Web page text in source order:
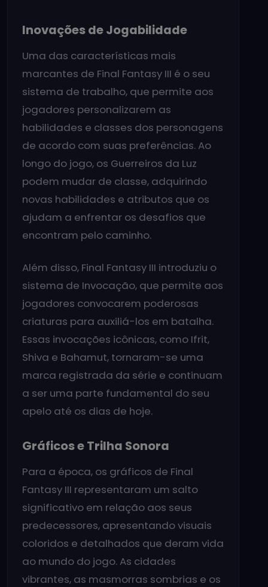
Inovações de Jogabilidade
Uma das características mais
marcantes de Final Fantasy III é o seu
sistema de trabalho, que permite aos
jogadores personalizarem as
habilidades e classes dos personagens
de acordo com suas preferências. Ao
longo do jogo, os Guerreiros da Luz
podem mudar de classe, adquirindo
novas habilidades e atributos que os
ajudam a enfrentar os desafios que
encontram pelo caminho.
Além disso, Final Fantasy III introduziu o
sistema de Invocação, que permite aos
jogadores convocarem poderosas
criaturas para auxiliá-los em batalha.
Essas invocações icônicas, como Ifrit,
Shiva e Bahamut, tornaram-se uma
marca registrada da série e continuam
a ser uma parte fundamental do seu
apelo até os dias de hoje.
Gráficos e Trilha Sonora
Para a época, os gráficos de Final
Fantasy III representaram um salto
significativo em relação aos seus
predecessores, apresentando visuais
coloridos e detalhados que deram vida
ao mundo do jogo. As cidades
vibrantes, as masmorras sombrias e os